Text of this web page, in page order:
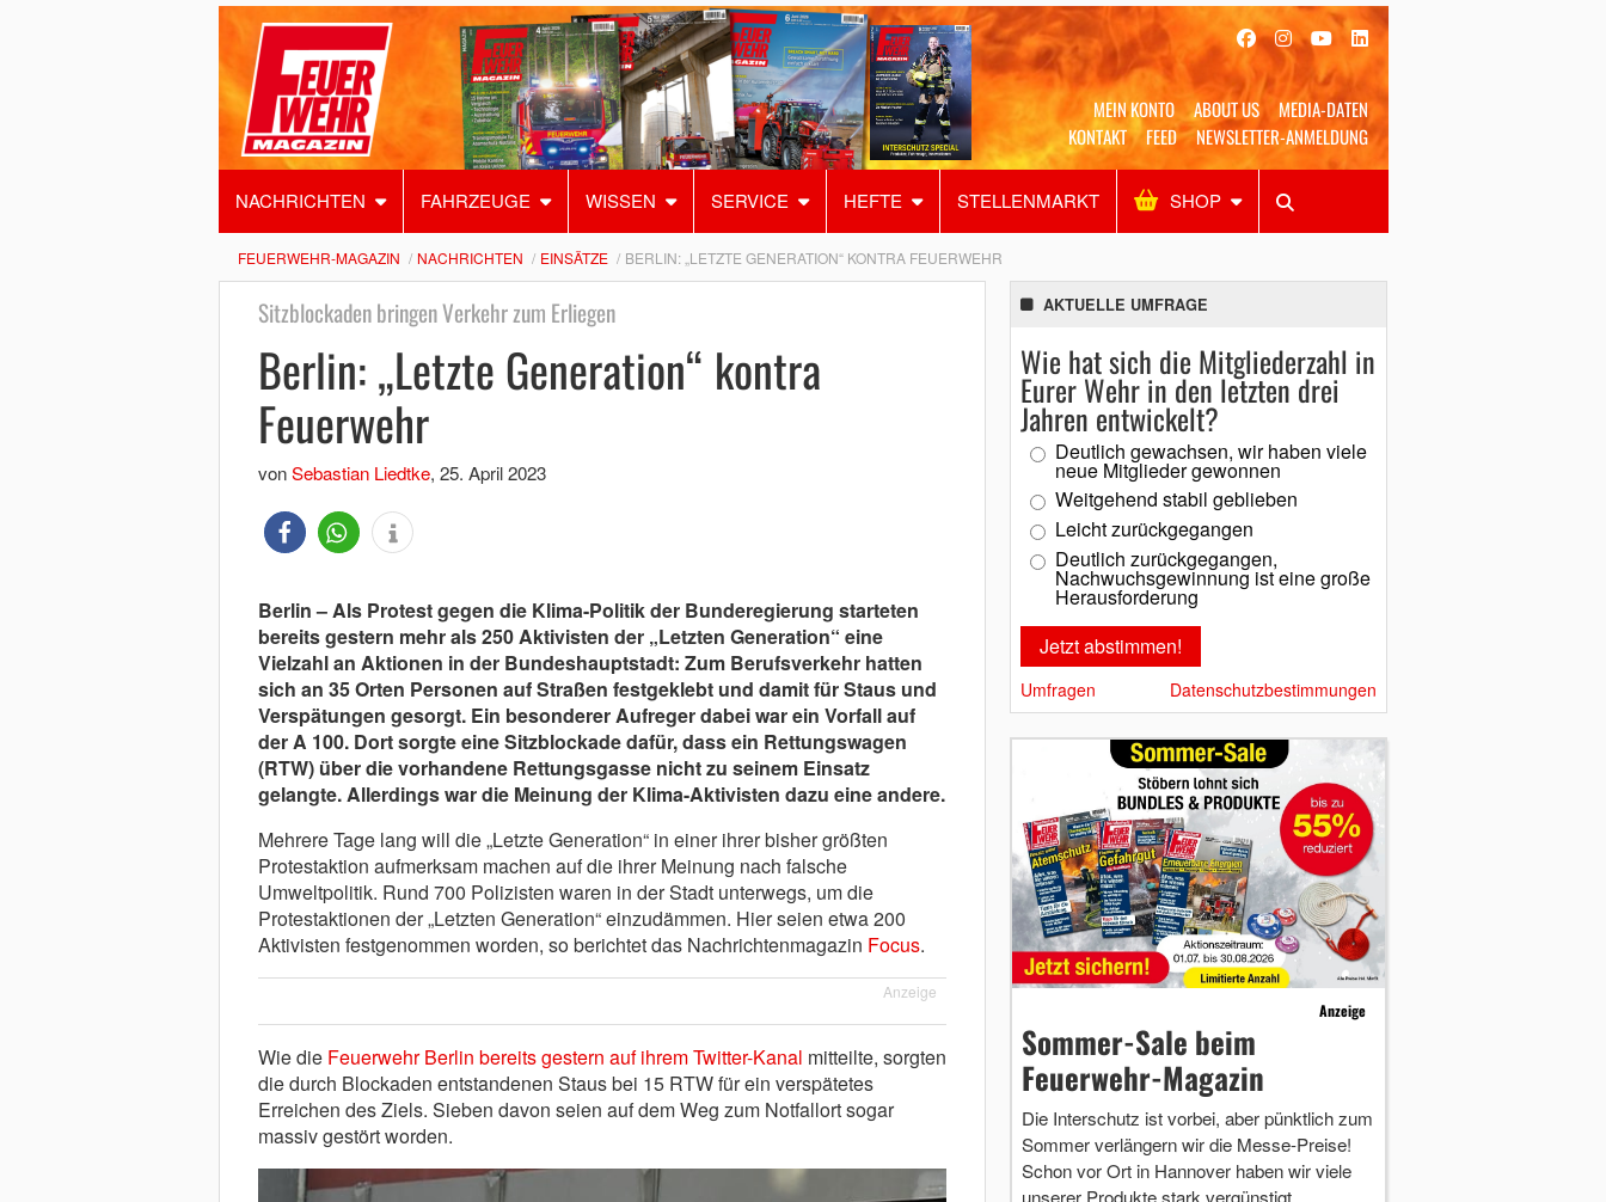
MEIN KONTO ABOUT US
MEDIA-DATEN
KONTAKT
FEED NEWSLETTER-ANMELDUNG
NACHRICHTEN FAHRZEUGE WISSEN SERVICE HEFTE STELLENMARKT SHOP
Alles Shop SUCHEN
FEUERWEHR-MAGAZIN NACHRICHTEN EINSÄTZE BERLIN: „LETZTE GENERATION“ KONTRA FEUERWEHR
Sitzblockaden bringen Verkehr zum Erliegen
Berlin: „Letzte Generation“ kontra
Feuerwehr
vonSebastian Liedtke, 25. April 2023
Berlin – Als Protest gegen die Klima-Politik der Bunderegierung starteten
bereits gestern mehr als 250 Aktivisten der „Letzten Generation“ eine
Vielzahl an Aktionen in der Bundeshauptstadt: Zum Berufsverkehr hatten
sich an 35 Orten Personen auf Straßen festgeklebt und damit für Staus und
Verspätungen gesorgt. Ein besonderer Aufreger dabei war ein Vorfall auf
der A 100. Dort sorgte eine Sitzblockade dafür, dass ein Rettungswagen
(RTW) über die vorhandene Rettungsgasse nicht zu seinem Einsatz
gelangte. Allerdings war die Meinung der Klima-Aktivisten dazu eine andere.
Mehrere Tage lang will die „Letzte Generation“ in einer ihrer bisher größten
Protestaktion aufmerksam machen auf die ihrer Meinung nach falsche
Umweltpolitik. Rund 700 Polizisten waren in der Stadt unterwegs, um die
Protestaktionen der „Letzten Generation“ einzudämmen. Hier seien etwa 200
Aktivisten festgenommen worden, so berichtet das Nachrichtenmagazin Focus.
Anzeige
Wie die Feuerwehr Berlin bereits gestern auf ihrem Twitter-Kanal mitteilte, sorgten
die durch Blockaden entstandenen Staus bei 15 RTW für ein verspätetes
Erreichen des Ziels. Sieben davon seien auf dem Weg zum Notfallort sogar
massiv gestört worden.
AKTUELLE UMFRAGE
Wie hat sich die Mitgliederzahl in
Eurer Wehr in den letzten drei
Jahren entwickelt?
Deutlich gewachsen, wir haben viele
neue Mitglieder gewonnen
Weitgehend stabil geblieben
Leicht zurückgegangen
Deutlich zurückgegangen,
Nachwuchsgewinnung ist eine große
Herausforderung
Umfragen Datenschutzbestimmungen
Anzeige
Sommer-Sale beim
Feuerwehr-Magazin
Die Interschutz ist vorbei, aber pünktlich zum
Sommer verlängern wir die Messe-Preise!
Schon vor Ort in Hannover haben wir viele
unserer Produkte stark vergünstigt